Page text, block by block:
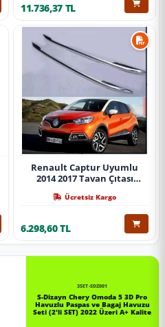
11.736,37 TL
Renault Captur Uyumlu
2014 2017 Tavan Çıtası
Ücretsiz Kargo
6.298,60 TL
3SET-SDZ001
S-Dizayn Chery Omoda 5 3D Pro
Havuzlu Paspas ve Bagaj Havuzu
Seti (2'li SET) 2022 Üzeri A+ Kalite